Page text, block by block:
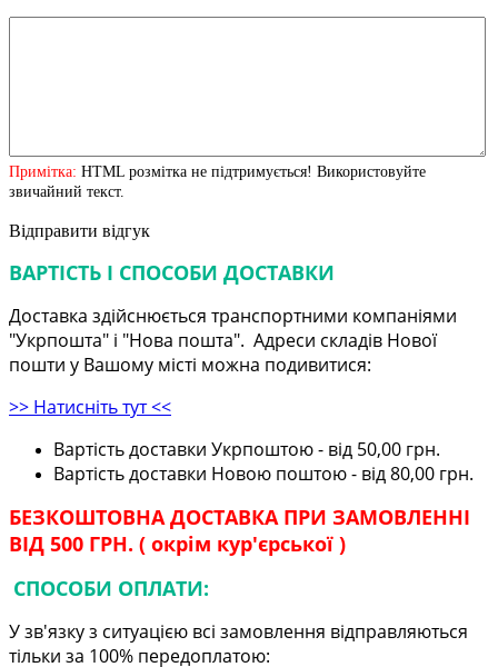
Примітка: HTML розмітка не підтримується! Використовуйте
звичайний текст.
Відправити відгук
ВАРТІСТЬ І СПОСОБИ ДОСТАВКИ
Доставка здійснюється транспортними компаніями
"Укрпошта" і "Нова пошта". Адреси складів Нової
пошти у Вашому місті можна подивитися:
>> Натисніть тут <<
Вартість доставки Укрпоштою - від 50,00 грн.
Вартість доставки Новою поштою - від 80,00 грн.
БЕЗКОШТОВНА ДОСТАВКА ПРИ ЗАМОВЛЕННІ
ВІД 500 ГРН. ( окрім кур'єрської )
СПОСОБИ ОПЛАТИ:
У зв'язку з ситуацією всі замовлення відправляються
тільки за 100% передоплатою: